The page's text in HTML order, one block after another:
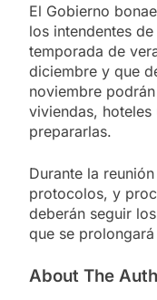
El Gobierno
los intendentes
temporada de
diciembre y que
noviembre
viviendas,
prepararlas.
Durante la
protocolos, y
deberán seguir
que se
About The